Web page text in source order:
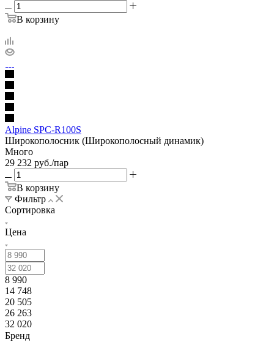
В корзину
Alpine SPC-R100S
Широкополосник (Широкополосный динамик)
Много
29 232 руб./пар
В корзину
Фильтр
Сортировка
Цена
8 990
14 748
20 505
26 263
32 020
Бренд